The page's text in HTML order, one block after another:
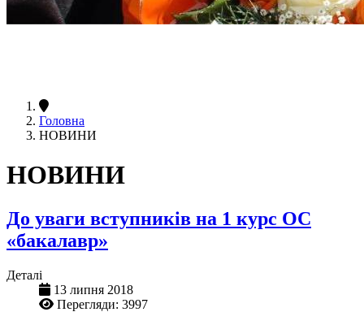
Головна
НОВИНИ
НОВИНИ
До уваги вступників на 1 курс ОС
«бакалавр»
Деталі
13 липня 2018
Перегляди: 3997